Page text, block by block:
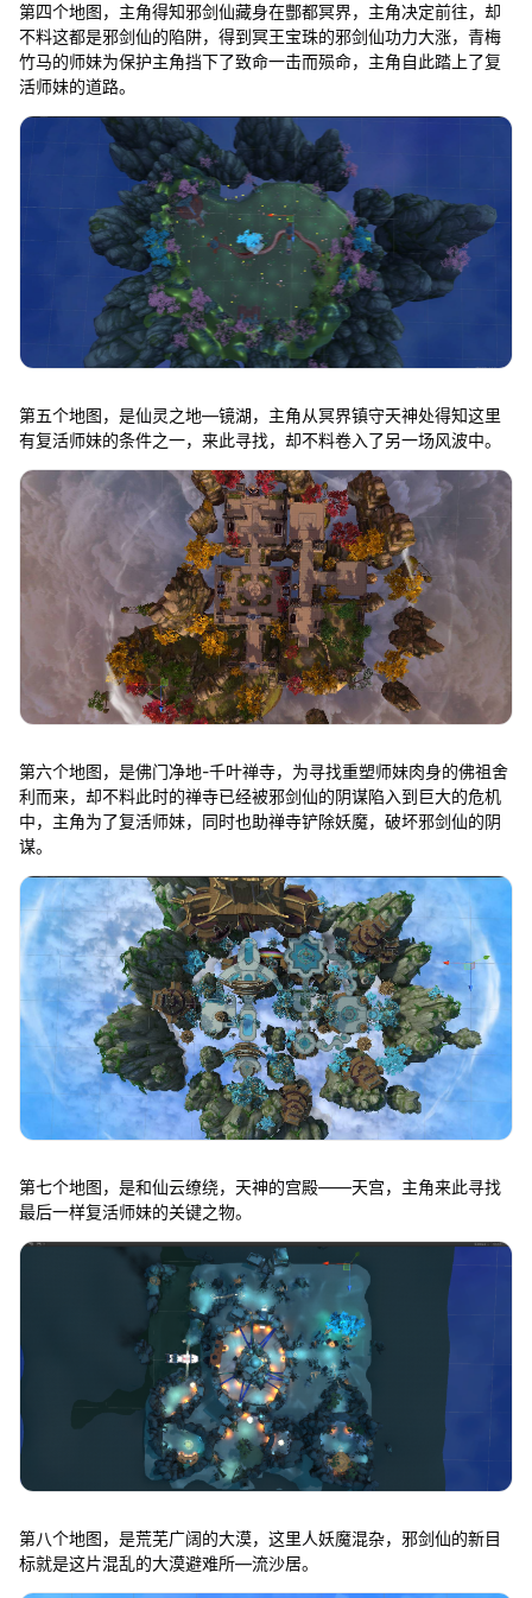
第四个地图，主角得知邪剑仙藏身在酆都冥界，主角决定前往，却
不料这都是邪剑仙的陷阱，得到冥王宝珠的邪剑仙功力大涨，青梅
竹马的师妹为保护主角挡下了致命一击而殒命，主角自此踏上了复
活师妹的道路。
第五个地图，是仙灵之地—镜湖，主角从冥界镇守天神处得知这里
有复活师妹的条件之一，来此寻找，却不料卷入了另一场风波中。
第六个地图，是佛门净地-千叶禅寺，为寻找重塑师妹肉身的佛祖舍
利而来，却不料此时的禅寺已经被邪剑仙的阴谋陷入到巨大的危机
中，主角为了复活师妹，同时也助禅寺铲除妖魔，破坏邪剑仙的阴
谋。
第七个地图，是和仙云缭绕，天神的宫殿——天宫，主角来此寻找
最后一样复活师妹的关键之物。
第八个地图，是荒芜广阔的大漠，这里人妖魔混杂，邪剑仙的新目
标就是这片混乱的大漠避难所—流沙居。